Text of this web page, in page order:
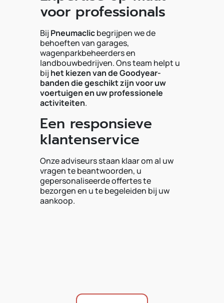
voor professionals
Bij Pneumaclicbegrijpen we de
behoeften van garages,
wagenparkbeheerders en
landbouwbedrijven. Ons team helpt u
bij het kiezen van de Goodyear-
banden die geschikt zijn voor uw
voertuigen en uw professionele
activiteiten.
Een responsieve
klantenservice
Onze adviseurs staan klaar om al uw
vragen te beantwoorden, u
gepersonaliseerde offertes te
bezorgen en u te begeleiden bij uw
aankoop.